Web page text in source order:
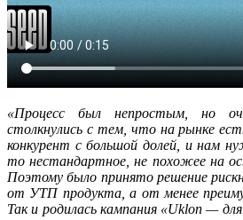
«Процесс был непростым, но
столкнулись с тем, что на рынке
конкурент с большой долей, и нам
то нестандартное, не похожее на
Поэтому было принято решение
от УТП продукта, а от менее
Так и родилась кампания «Uklon —